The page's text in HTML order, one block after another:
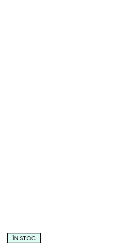
ÎN STOC